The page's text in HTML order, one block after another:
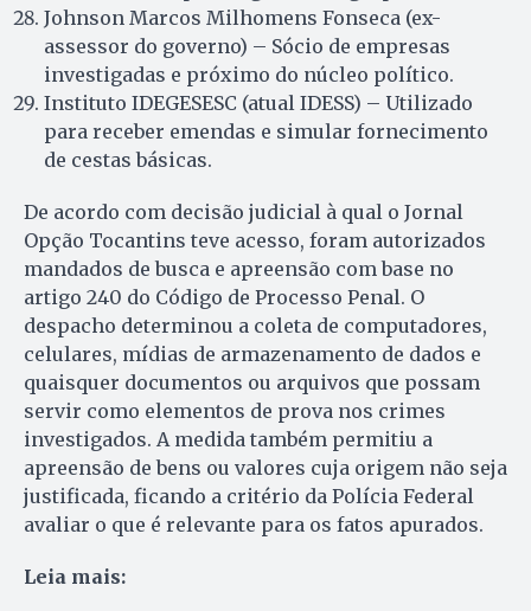
Johnson Marcos Milhomens Fonseca (ex-
assessor do governo) – Sócio de empresas
investigadas e próximo do núcleo político.
Instituto IDEGESESC (atual IDESS) – Utilizado
para receber emendas e simular fornecimento
de cestas básicas.
De acordo com decisão judicial à qual o Jornal
Opção Tocantins teve acesso, foram autorizados
mandados de busca e apreensão com base no
artigo 240 do Código de Processo Penal. O
despacho determinou a coleta de computadores,
celulares, mídias de armazenamento de dados e
quaisquer documentos ou arquivos que possam
servir como elementos de prova nos crimes
investigados. A medida também permitiu a
apreensão de bens ou valores cuja origem não seja
justificada, ficando a critério da Polícia Federal
avaliar o que é relevante para os fatos apurados.
Leia mais: